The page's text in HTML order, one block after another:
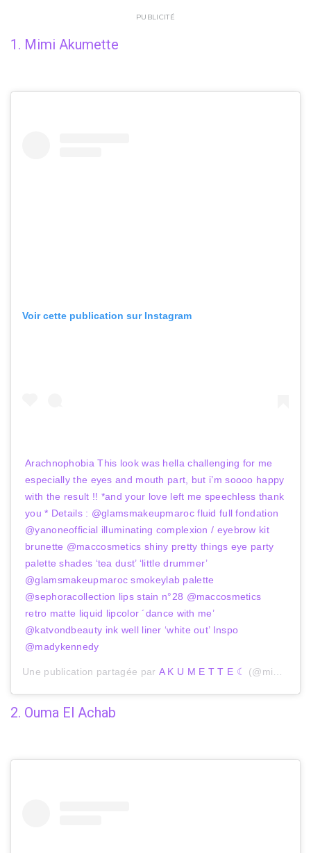
PUBLICITÉ
1. Mimi Akumette
Voir cette publication sur Instagram
Arachnophobia This look was hella challenging for me
especially the eyes and mouth part, but i’m soooo happy
with the result !! *and your love left me speechless thank
you * Details : @glamsmakeupmaroc fluid full fondation
@yanoneofficial illuminating complexion / eyebrow kit
brunette @maccosmetics shiny pretty things eye party
palette shades ‘tea dust’ ‘little drummer’
@glamsmakeupmaroc smokeylab palette
@sephoracollection lips stain n°28 @maccosmetics
retro matte liquid lipcolor ´dance with me’
@katvondbeauty ink well liner ‘white out’ Inspo
@madykennedy
Une publication partagée par A K U M E T T E ☾ (@mimiakumette) le
2. Ouma El Achab